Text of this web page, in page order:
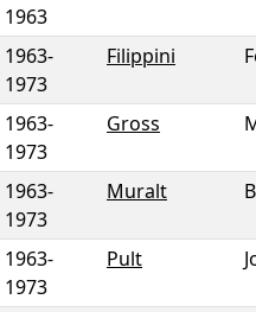
1963
1963-
1973
Filippini
1963-
1973
Gross
1963-
1973
Muralt
1963-
1973
Pult